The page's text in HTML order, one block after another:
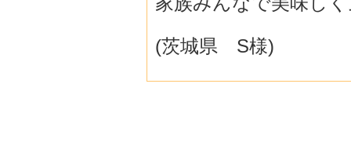
(茨城県 S様)